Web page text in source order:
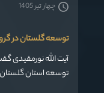
توسعه گلستان در
آیت الله نورمفیدی
توسعه استان گلستان
چهار تیر 1405